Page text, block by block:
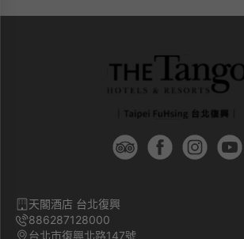
天閣酒店 台北復興
886287128000
台北市復興北路147號